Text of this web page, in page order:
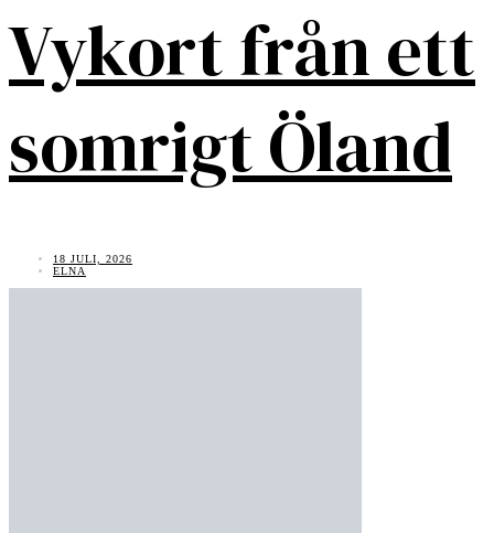
Vykort från ett
somrigt Öland
18 JULI, 2026
ELNA